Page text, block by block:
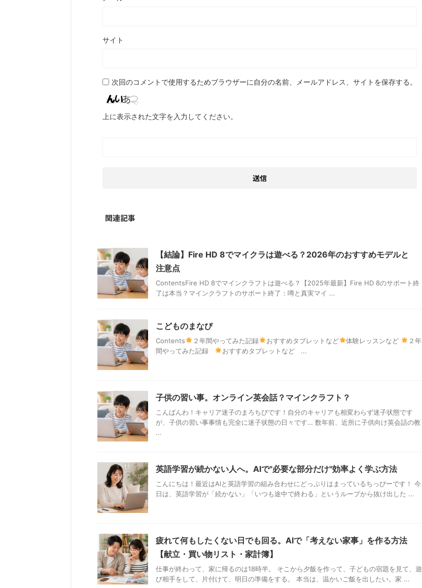
サイト
次回のコメントで使用するためブラウザーに自分の名前、メールアドレス、サイトを保存する。
上に表示された文字を入力してください。
関連記事
【結論】Fire HD 8でマイクラは遊べる？2026年のおすすめモデルと
注意点
ContentsFire HD 8でマインクラフトは遊べる？【2025年最新】Fire HD 8のサポート終
了は本当？マインクラフトのサポート終了：噂と真実マイ ...
こどものまなび
Contents ２年間やってみた記録 おすすめタブレットなど 体験レッスンなど
２年
間やってみた記録
おすすめタブレットなど ...
子供の習い事。オンライン英会話？マインクラフト？
こんばんわ！キャリア迷子のまろちぴです！自分のキャリアも相変わらず迷子状態です
が、子供の習い事事情も完全に迷子状態の日々です… 数年前、近所に子供向け英会話の教
...
英語学習が続かない人へ。AIで"必要な部分だけ"効率よく学ぶ方法
こんにちは！最近はAIと英語学習の組み合わせにどっぷりはまっているちっぴーです！ 今
日は、英語学習が「続かない」「いつも途中で終わる」というループから抜け出した ...
疲れて何もしたくない日でも回る。AIで「考えない家事」を作る方法
【献立・買い物リスト・家計簿】
仕事が終わって、家に帰るのは18時半。 そこから夕飯を作って、子どもの宿題を見て、遊
び相手をして、片付けて、明日の準備をする。 本当は、温かいご飯を出したい。家 ...